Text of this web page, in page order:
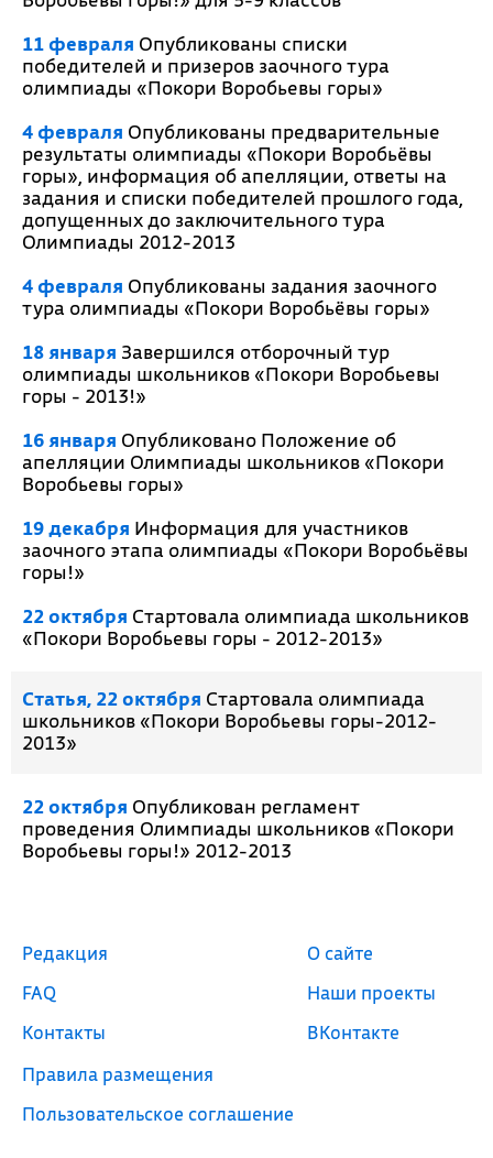
11 февраля Опубликованы списки
победителей и призеров заочного тура
олимпиады «Покори Воробьевы горы»
4 февраля Опубликованы предварительные
результаты олимпиады «Покори Воробьёвы
горы», информация об апелляции, ответы на
задания и списки победителей прошлого года,
допущенных до заключительного тура
Олимпиады 2012-2013
4 февраля Опубликованы задания заочного
тура олимпиады «Покори Воробьёвы горы»
18 января Завершился отборочный тур
олимпиады школьников «Покори Воробьевы
горы - 2013!»
16 января Опубликовано Положение об
апелляции Олимпиады школьников «Покори
Воробьевы горы»
19 декабря Информация для участников
заочного этапа олимпиады «Покори Воробьёвы
горы!»
22 октября Стартовала олимпиада школьников
«Покори Воробьевы горы - 2012-2013»
Cтатья, 22 октября Стартовала олимпиада
школьников «Покори Воробьевы горы-2012-
2013»
22 октября Опубликован регламент
проведения Олимпиады школьников «Покори
Воробьевы горы!» 2012-2013
Редакция
FAQ
Контакты
Правила размещения
Пользовательское соглашение
О сайте
Наши проекты
ВКонтакте